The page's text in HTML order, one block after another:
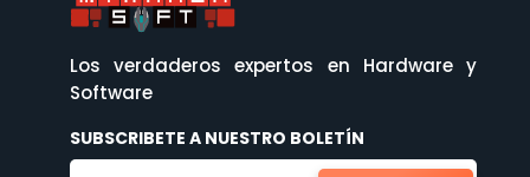
Los verdaderos expertos en Hardware y
Software
SUBSCRIBETE A NUESTRO BOLETÍN